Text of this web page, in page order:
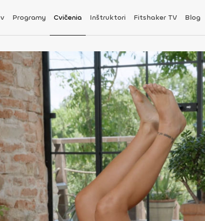
Programy Cvičenia Inštruktori Fitshaker TV Blog